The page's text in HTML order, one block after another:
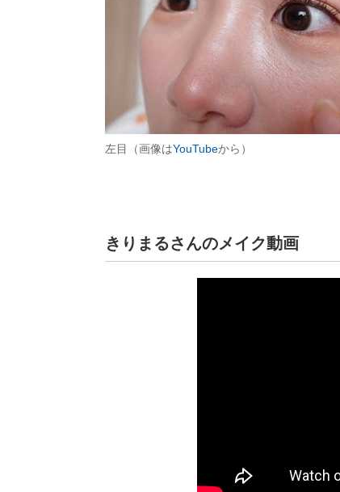
左目（画像はYouTubeから）
きりまるさんのメイク動画